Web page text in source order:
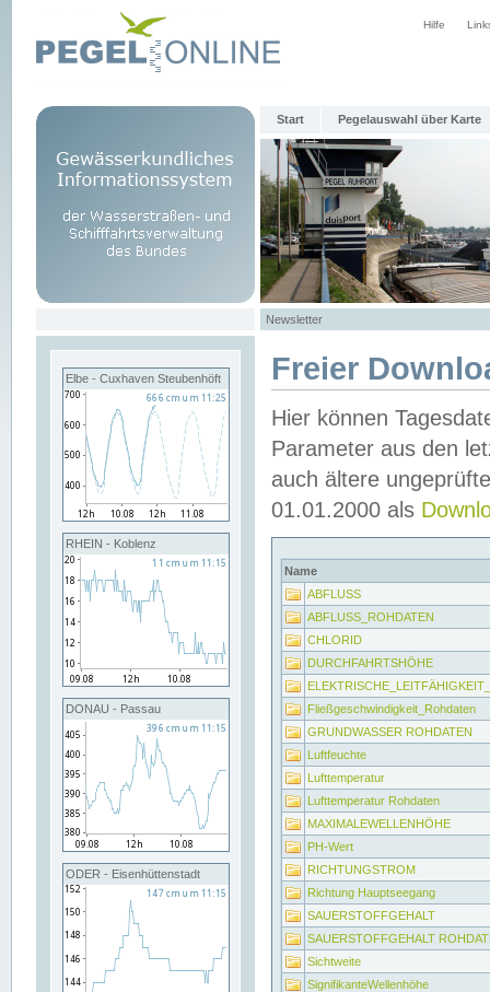
Hilfe
Start Pegelauswahl über Karte
Newsletter
Elbe - Cuxhaven Steubenhöft
RHEIN - Koblenz
DONAU - Passau
ODER - Eisenhüttenstadt
Freier
Hier können
Parameter aus den
auch ältere
01.01.2000 als
Name
ABFLUSS
ABFLUSS_ROHDATEN
CHLORID
DURCHFAHRTSHÖHE
Fließgeschwindigkeit_Rohdaten
GRUNDWASSER ROHDATEN
Luftfeuchte
Lufttemperatur
Lufttemperatur Rohdaten
MAXIMALEWELLENHÖHE
PH-Wert
RICHTUNGSTROM
Richtung Hauptseegang
SAUERSTOFFGEHALT
SAUERSTOFFGEHALT
Sichtweite
SignifikanteWellenhöhe